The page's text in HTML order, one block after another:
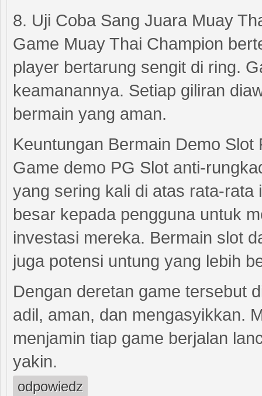
8. Uji Coba Sang Juara Muay
Game Muay Thai Champion
player bertarung sengit di ring.
keamanannya. Setiap giliran
bermain yang aman.
Keuntungan Bermain Demo Slot
Game demo PG Slot anti-
yang sering kali di atas rata-
besar kepada pengguna untuk
investasi mereka. Bermain slot
juga potensi untung yang lebih
Dengan deretan game tersebut
adil, aman, dan mengasyikkan.
menjamin tiap game berjalan
yakin.
odpowiedz